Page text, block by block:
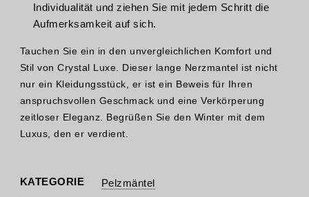
Individualität und ziehen Sie mit jedem Schritt die
Aufmerksamkeit auf sich.
Tauchen Sie ein in den unvergleichlichen Komfort und
Stil von Crystal Luxe. Dieser lange Nerzmantel ist nicht
nur ein Kleidungsstück, er ist ein Beweis für Ihren
anspruchsvollen Geschmack und eine Verkörperung
zeitloser Eleganz. Begrüßen Sie den Winter mit dem
Luxus, den er verdient.
KATEGORIE Pelzmäntel